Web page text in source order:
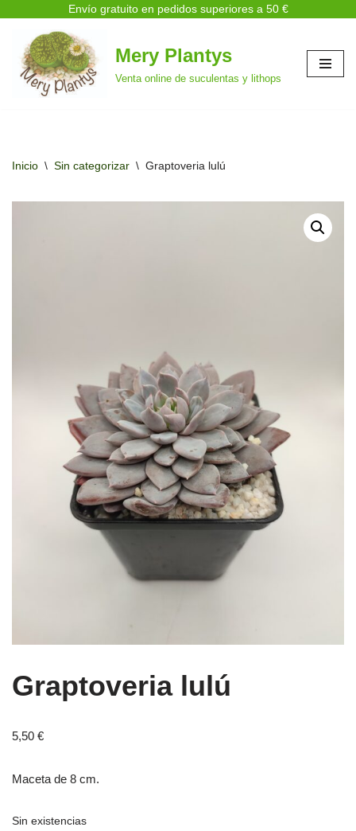
Envío gratuito en pedidos superiores a 50 €
Saltar
al
contenido
Mery Plantys
Venta online de suculentas y lithops
Inicio \ Sin categorizar \ Graptoveria lulú
Graptoveria lulú
5,50 €
Maceta de 8 cm.
Sin existencias